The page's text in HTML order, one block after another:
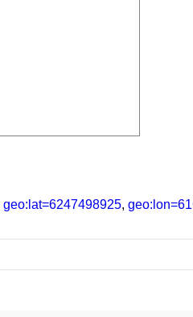
geo:lat=6247498925,